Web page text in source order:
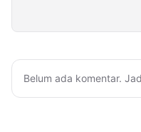
Belum ada komentar.